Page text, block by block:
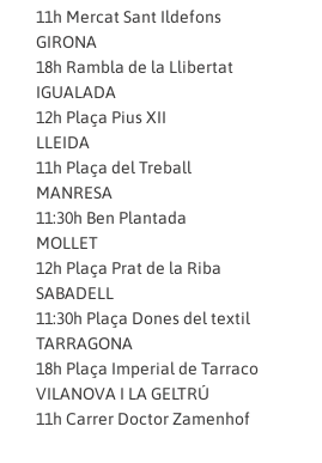
11h Mercat Sant Ildefons
GIRONA
18h Rambla de la Llibertat
IGUALADA
12h Plaça Pius XII
LLEIDA
11h Plaça del Treball
MANRESA
11:30h Ben Plantada
MOLLET
12h Plaça Prat de la Riba
SABADELL
11:30h Plaça Dones del textil
TARRAGONA
18h Plaça Imperial de Tarraco
VILANOVA I LA GELTRÚ
11h Carrer Doctor Zamenhof